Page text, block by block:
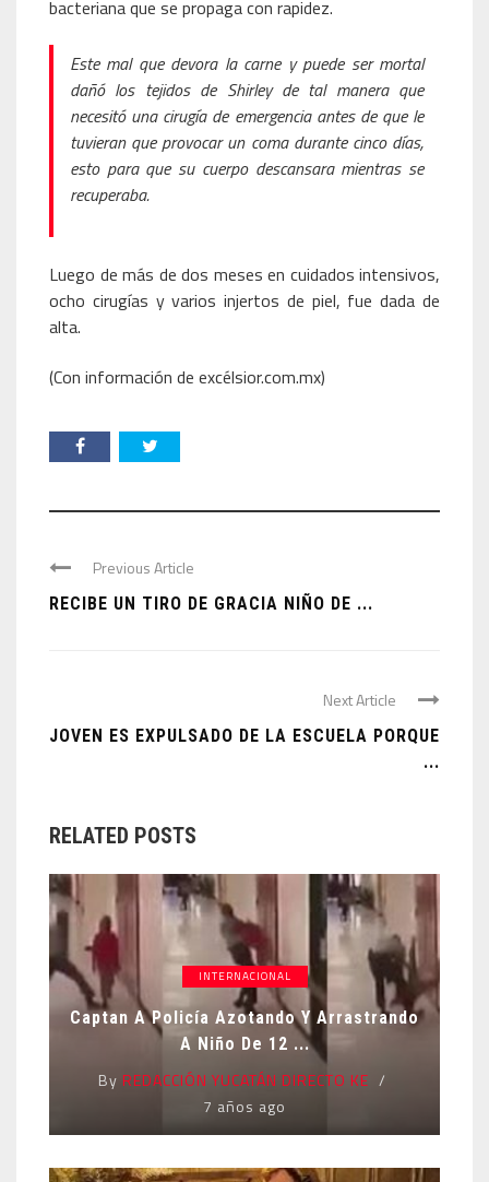
bacteriana que se propaga con rapidez.
Este mal que devora la carne y puede ser mortal
dañó los tejidos de Shirley de tal manera que
necesitó una cirugía de emergencia antes de que le
tuvieran que provocar un coma durante cinco días,
esto para que su cuerpo descansara mientras se
recuperaba.
Luego de más de dos meses en cuidados intensivos,
ocho cirugías y varios injertos de piel, fue dada de
alta.
(Con información de excélsior.com.mx)
Previous Article
RECIBE UN TIRO DE GRACIA NIÑO DE ...
Next Article
JOVEN ES EXPULSADO DE LA ESCUELA PORQUE
...
RELATED POSTS
INTERNACIONAL
Captan A Policía Azotando Y Arrastrando
A Niño De 12 ...
By REDACCIÓN YUCATÁN DIRECTO KE
7 años ago